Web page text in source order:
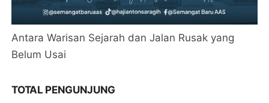
Antara Warisan Sejarah dan Jalan Rusak yang
Belum Usai
TOTAL PENGUNJUNG